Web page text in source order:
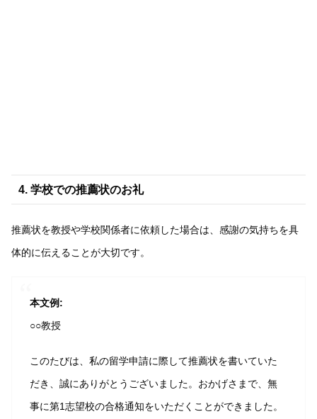
4. 学校での推薦状のお礼
推薦状を教授や学校関係者に依頼した場合は、感謝の気持ちを具
体的に伝えることが大切です。
本文例:
○○教授
このたびは、私の留学申請に際して推薦状を書いていた
だき、誠にありがとうございました。おかげさまで、無
事に第1志望校の合格通知をいただくことができました。